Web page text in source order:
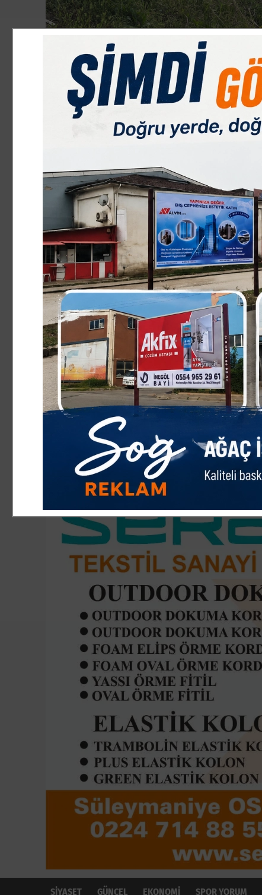
ASAYİŞ 25.05.2026 01:10:00 0
Olay, Arifiye ilçesi Karaabdiler Mahallesi’nde
göre, park içerisindeki gölet yüzeyinde
112 Acil Çağrı Merkezi’ne bildirdi. İhbar
İtfaiye ekiplerince sudan çıkartılan genç
Annesi kayıp ilanı vermiş
Polis ekiplerince gölet çevresinde yapılan
değerlendirilen bir çanta bulundu. Çantada
Görgin'e ait olduğu belirlendi. Genç kadının
Yeniköy Polis Merkezi Amirliğine kızı izin
Olayla ilgili inceleme başlatıldı.
SİYASET GÜNCEL EKONOMİ SPOR YORUM